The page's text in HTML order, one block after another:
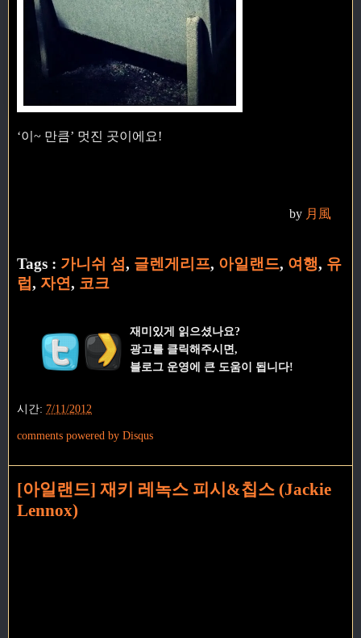
‘이~ 만큼’ 멋진 곳이에요!
by 月風
Tags : 가니쉬 섬, 글렌게리프, 아일랜드, 여행, 유
럽, 자연, 코크
재미있게 읽으셨나요?
광고를 클릭해주시면,
블로그 운영에 큰 도움이 됩니다!
시간: 7/11/2012
comments powered by Disqus
[아일랜드] 재키 레녹스 피시&칩스 (Jackie
Lennox)